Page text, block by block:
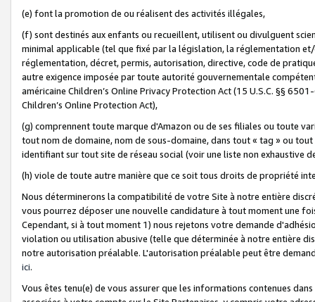
(e) font la promotion de ou réalisent des activités illégales,
(f) sont destinés aux enfants ou recueillent, utilisent ou divulguent
minimal applicable (tel que fixé par la législation, la réglementation
réglementation, décret, permis, autorisation, directive, code de
autre exigence imposée par toute autorité gouvernementale
américaine Children’s Online Privacy Protection Act (15 U.S.C. §§
Children’s Online Protection Act),
(g) comprennent toute marque d'Amazon ou de ses filiales ou toute
tout nom de domaine, nom de sous-domaine, dans tout « tag » ou
identifiant sur tout site de réseau social (voir une liste non exhaustive
(h) viole de toute autre manière que ce soit tous droits de propriété
Nous déterminerons la compatibilité de votre Site à notre entière
vous pourrez déposer une nouvelle candidature à tout moment une
Cependant, si à tout moment 1) nous rejetons votre demande
violation ou utilisation abusive (telle que déterminée à notre entière
notre autorisation préalable. L'autorisation préalable peut être
ici.
Vous êtes tenu(e) de vous assurer que les informations contenues